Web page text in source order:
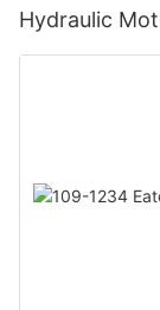
Hydraulic